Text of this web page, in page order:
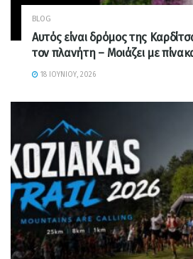
BLOG
Αυτός είναι δρόμος της
τον πλανήτη – Μοιάζει με
18 ΙΟΥΝΊΟΥ, 2026